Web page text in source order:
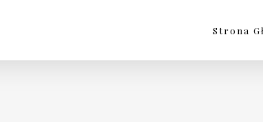
Strona